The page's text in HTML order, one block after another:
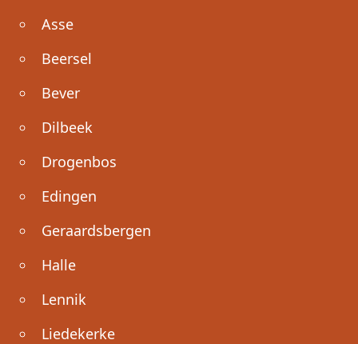
Asse
Beersel
Bever
Dilbeek
Drogenbos
Edingen
Geraardsbergen
Halle
Lennik
Liedekerke